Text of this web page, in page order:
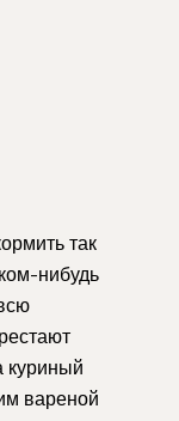
так
нибудь
куриный
вареной